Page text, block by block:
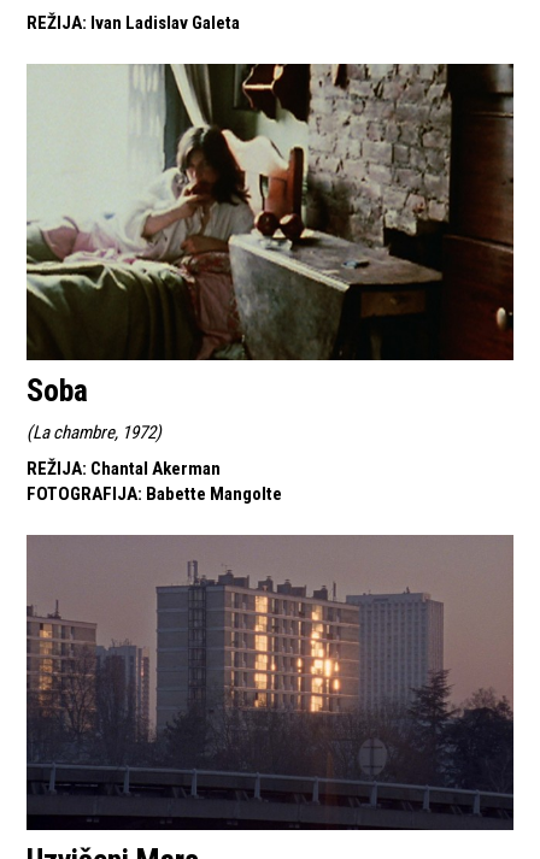
REŽIJA: Ivan Ladislav Galeta
Soba
(La chambre, 1972)
REŽIJA: Chantal Akerman
FOTOGRAFIJA: Babette Mangolte